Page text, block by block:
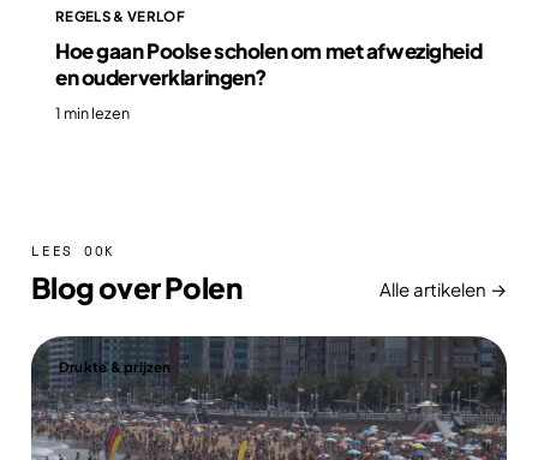
REGELS & VERLOF
Hoe gaan Poolse scholen om met afwezigheid
en ouderverklaringen?
1 min lezen
LEES OOK
Blog over Polen Alle artikelen →
Drukte & prijzen